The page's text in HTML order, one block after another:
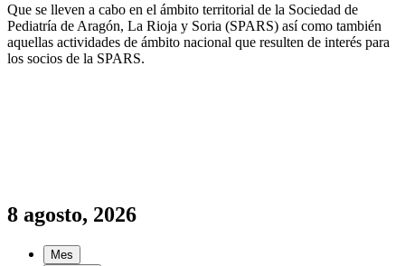
Que se lleven a cabo en el ámbito territorial de la Sociedad de
Pediatría de Aragón, La Rioja y Soria (SPARS) así como también
aquellas actividades de ámbito nacional que resulten de interés para
los socios de la SPARS.
8 agosto, 2026
Mes